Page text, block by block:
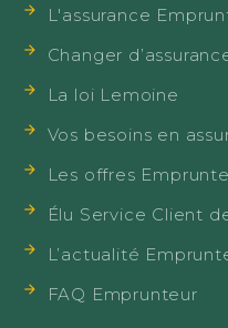
L'assurance
Changer
La loi Lemoine
Vos besoins en
Les offres
Élu Service Client
L’actualité
FAQ Emprunteur